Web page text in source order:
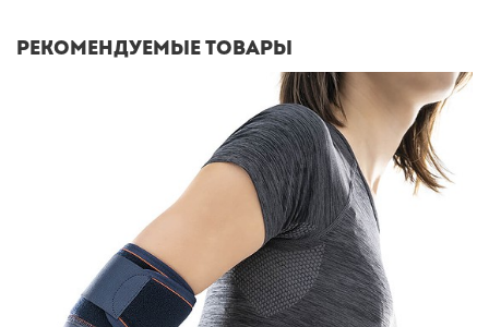
Рекомендуемые товары